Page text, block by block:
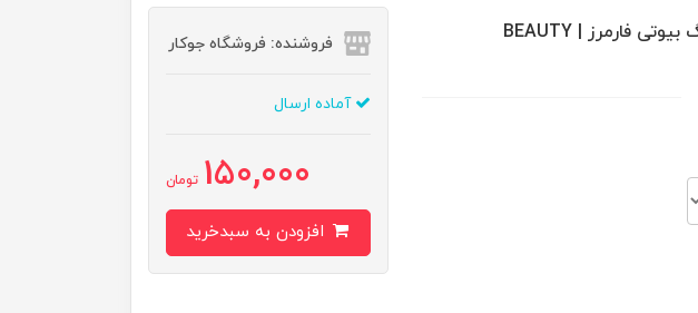
شاتر کروم و گلس ناخن 26 رنگ بیوتی فارمرز | BEAUTY
فروشنده: فروشگاه جوکار
آماده ارسال
150,000 تومان